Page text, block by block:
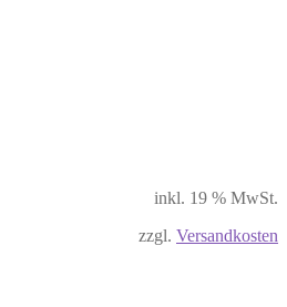
inkl. 19 % MwSt.
zzgl. Versandkosten